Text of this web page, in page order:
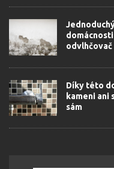
odvlhčovač
Díky této
kameni ani
sám